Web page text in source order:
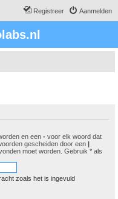
Aanmelden
Registreer
en een - voor elk woord dat
gescheiden door een |
moet worden. Gebruik * als
zoals het is ingevuld